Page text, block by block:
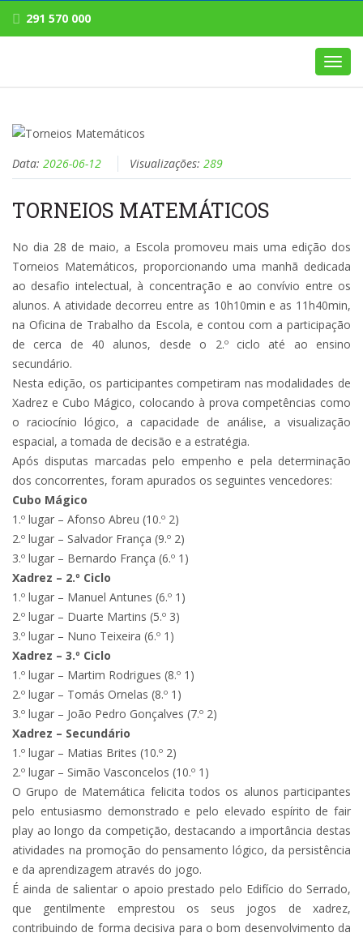
291 570 000
Data: 2026-06-12 Visualizações: 289
TORNEIOS MATEMÁTICOS
No dia 28 de maio, a Escola promoveu mais uma edição dos
Torneios Matemáticos, proporcionando uma manhã dedicada
ao desafio intelectual, à concentração e ao convívio entre os
alunos. A atividade decorreu entre as 10h10min e as 11h40min,
na Oficina de Trabalho da Escola, e contou com a participação
de cerca de 40 alunos, desde o 2.º ciclo até ao ensino
secundário.
Nesta edição, os participantes competiram nas modalidades de
Xadrez e Cubo Mágico, colocando à prova competências como
o raciocínio lógico, a capacidade de análise, a visualização
espacial, a tomada de decisão e a estratégia.
Após disputas marcadas pelo empenho e pela determinação
dos concorrentes, foram apurados os seguintes vencedores:
Cubo Mágico
1.º lugar – Afonso Abreu (10.º 2)
2.º lugar – Salvador França (9.º 2)
3.º lugar – Bernardo França (6.º 1)
Xadrez – 2.º Ciclo
1.º lugar – Manuel Antunes (6.º 1)
2.º lugar – Duarte Martins (5.º 3)
3.º lugar – Nuno Teixeira (6.º 1)
Xadrez – 3.º Ciclo
1.º lugar – Martim Rodrigues (8.º 1)
2.º lugar – Tomás Ornelas (8.º 1)
3.º lugar – João Pedro Gonçalves (7.º 2)
Xadrez – Secundário
1.º lugar – Matias Brites (10.º 2)
2.º lugar – Simão Vasconcelos (10.º 1)
O Grupo de Matemática felicita todos os alunos participantes
pelo entusiasmo demonstrado e pelo elevado espírito de fair
play ao longo da competição, destacando a importância destas
atividades na promoção do pensamento lógico, da persistência
e da aprendizagem através do jogo.
É ainda de salientar o apoio prestado pelo Edifício do Serrado,
que gentilmente emprestou os seus jogos de xadrez,
contribuindo de forma decisiva para o bom desenvolvimento da